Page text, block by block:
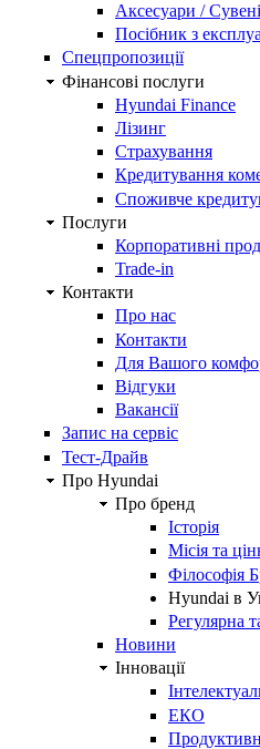
Аксесуари /
Посібник з
Спецпропозиції
Фінансові послуги
Hyundai Finance
Лізинг
Страхування
Кредитування
Споживче
Послуги
Корпоративні
Trade-in
Контакти
Про нас
Контакти
Для Вашого
Відгуки
Вакансії
Запис на сервіс
Тест-Драйв
Про Hyundai
Про бренд
Історія
Місія та
Філософія
Hyundai в
Регулярна
Новини
Інновації
ЕКО